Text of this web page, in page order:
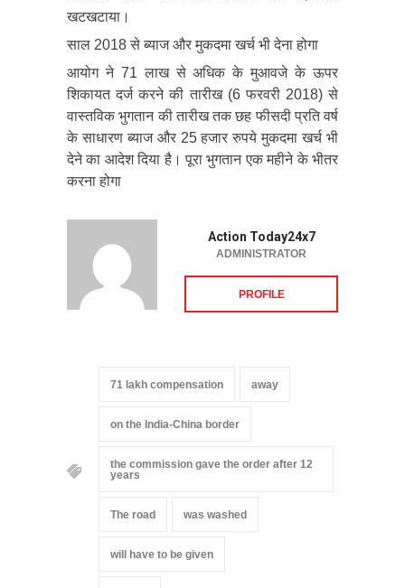
खटखटाया।
साल 2018 से ब्याज और मुकदमा खर्च भी देना होगा
आयोग ने 71 लाख से अधिक के मुआवजे के ऊपर
शिकायत दर्ज करने की तारीख (6 फरवरी 2018) से
वास्तविक भुगतान की तारीख तक छह फीसदी प्रति वर्ष
के साधारण ब्याज और 25 हजार रुपये मुकदमा खर्च भी
देने का आदेश दिया है। पूरा भुगतान एक महीने के भीतर
करना होगा
Action Today24x7
ADMINISTRATOR
PROFILE
71 lakh compensation away
on the India-China border
the commission gave the order after 12
years
The road was washed
will have to be given